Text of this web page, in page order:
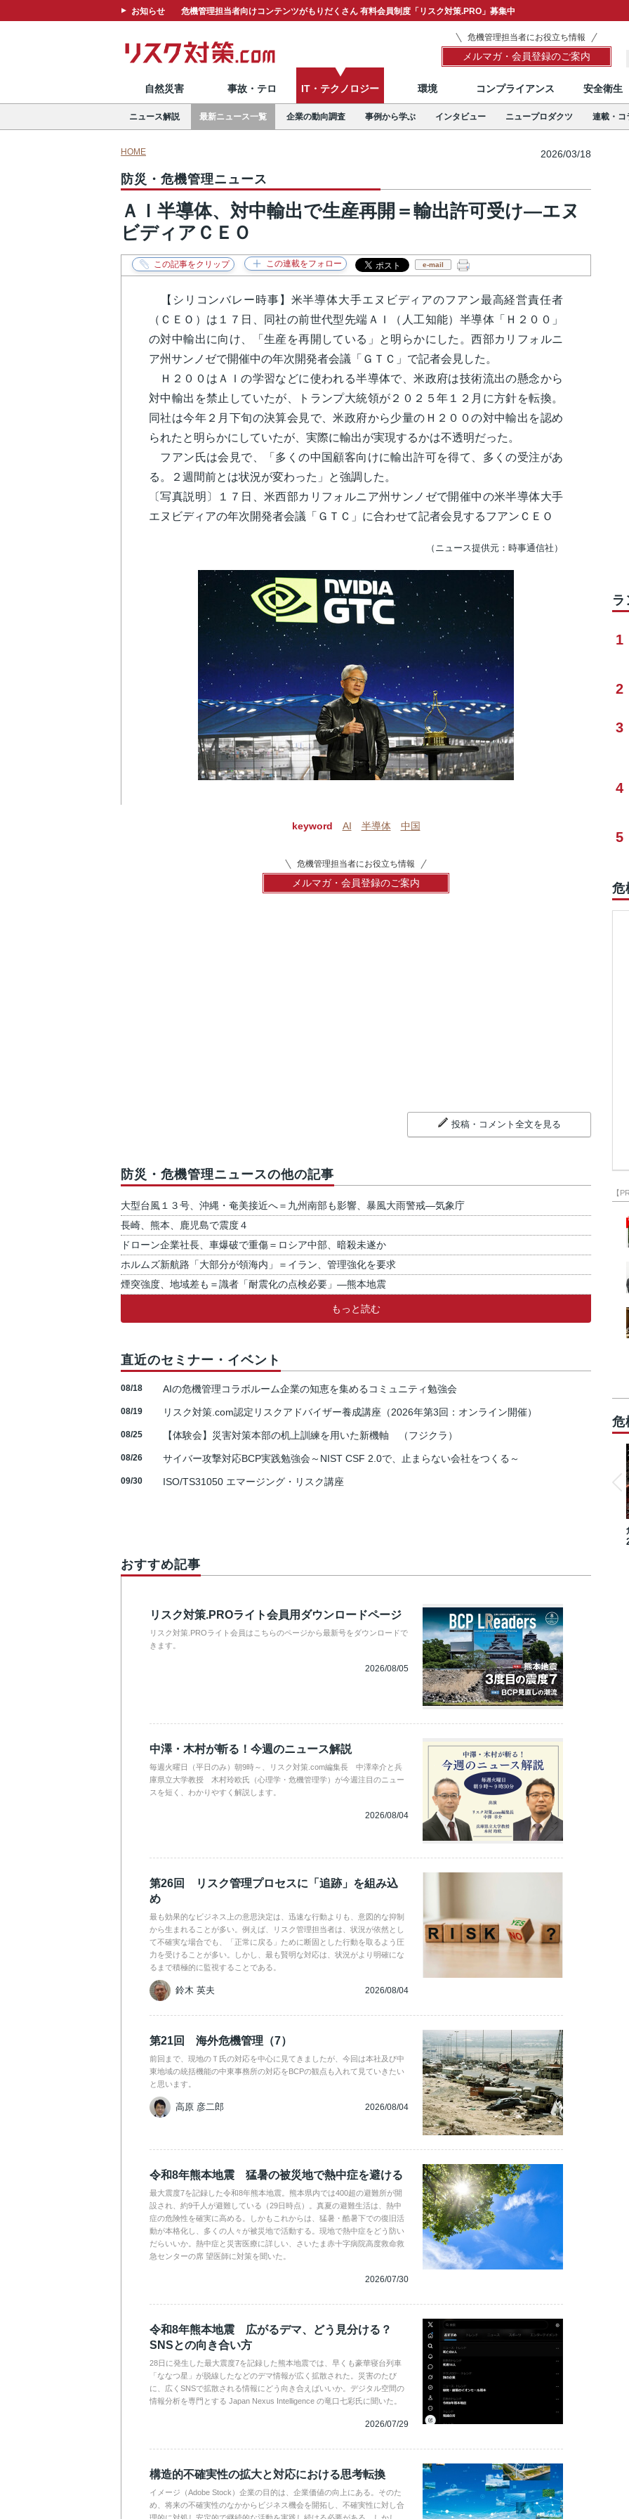
お知らせ 危機管理担当者向けコンテンツがもりだくさん 有料会員制度「リスク対策.PRO」募集中
危機管理担当者にお役立ち情報
メルマガ・会員登録のご案内
自然災害 事故・テロ IT・テクノロジー 環境 コンプライアンス 安全衛生
ニュース解説 最新ニュース一覧 企業の動向調査 事例から学ぶ インタビュー ニュープロダクツ 連載・コ
HOME 2026/03/18
防災・危機管理ニュース
ＡＩ半導体、対中輸出で生産再開＝輸出許可受け―エヌ
ビディアＣＥＯ
e-mail
【シリコンバレー時事】米半導体大手エヌビディアのフアン最高経営責任者
（ＣＥＯ）は１７日、同社の前世代型先端ＡＩ（人工知能）半導体「Ｈ２００」
の対中輸出に向け、「生産を再開している」と明らかにした。西部カリフォルニ
ア州サンノゼで開催中の年次開発者会議「ＧＴＣ」で記者会見した。
Ｈ２００はＡＩの学習などに使われる半導体で、米政府は技術流出の懸念から
対中輸出を禁止していたが、トランプ大統領が２０２５年１２月に方針を転換。
同社は今年２月下旬の決算会見で、米政府から少量のＨ２００の対中輸出を認め
られたと明らかにしていたが、実際に輸出が実現するかは不透明だった。
フアン氏は会見で、「多くの中国顧客向けに輸出許可を得て、多くの受注があ
る。２週間前とは状況が変わった」と強調した。
〔写真説明〕１７日、米西部カリフォルニア州サンノゼで開催中の米半導体大手
エヌビディアの年次開発者会議「ＧＴＣ」に合わせて記者会見するフアンＣＥＯ
（ニュース提供元：時事通信社）
keyword AI 半導体 中国
危機管理担当者にお役立ち情報
メルマガ・会員登録のご案内
投稿・コメント全文を見る
防災・危機管理ニュースの他の記事
大型台風１３号、沖縄・奄美接近へ＝九州南部も影響、暴風大雨警戒―気象庁
長崎、熊本、鹿児島で震度４
ドローン企業社長、車爆破で重傷＝ロシア中部、暗殺未遂か
ホルムズ新航路「大部分が領海内」＝イラン、管理強化を要求
煙突強度、地域差も＝識者「耐震化の点検必要」―熊本地震
もっと読む
直近のセミナー・イベント
08/18 AIの危機管理コラボルーム企業の知恵を集めるコミュニティ勉強会
08/19 リスク対策.com認定リスクアドバイザー養成講座（2026年第3回：オンライン開催）
08/25 【体験会】災害対策本部の机上訓練を用いた新機軸 （フジクラ）
08/26 サイバー攻撃対応BCP実践勉強会～NIST CSF 2.0で、止まらない会社をつくる～
09/30 ISO/TS31050 エマージング・リスク講座
おすすめ記事
リスク対策.PROライト会員用ダウンロードページ
リスク対策.PROライト会員はこちらのページから最新号をダウンロードで
きます。
2026/08/05
中澤・木村が斬る！今週のニュース解説
毎週火曜日（平日のみ）朝9時～、リスク対策.com編集長 中澤幸介と兵
庫県立大学教授 木村玲欧氏（心理学・危機管理学）が今週注目のニュー
スを短く、わかりやすく解説します。
2026/08/04
第26回 リスク管理プロセスに「追跡」を組み込
め
最も効果的なビジネス上の意思決定は、迅速な行動よりも、意図的な抑制
から生まれることが多い。例えば、リスク管理担当者は、状況が依然とし
て不確実な場合でも、「正常に戻る」ために断固とした行動を取るよう圧
力を受けることが多い。しかし、最も賢明な対応は、状況がより明確にな
るまで積極的に監視することである。
鈴木 英夫 2026/08/04
第21回 海外危機管理（7）
前回まで、現地のＴ氏の対応を中心に見てきましたが、今回は本社及び中
東地域の統括機能の中東事務所の対応をBCPの観点も入れて見ていきたい
と思います。
高原 彦二郎 2026/08/04
令和8年熊本地震 猛暑の被災地で熱中症を避ける
最大震度7を記録した令和8年熊本地震。熊本県内では400超の避難所が開
設され、約9千人が避難している（29日時点）。真夏の避難生活は、熱中
症の危険性を確実に高める。しかもこれからは、猛暑・酷暑下での復旧活
動が本格化し、多くの人々が被災地で活動する。現地で熱中症をどう防い
だらいいか。熱中症と災害医療に詳しい、さいたま赤十字病院高度救命救
急センターの席 望医師に対策を聞いた。
2026/07/30
令和8年熊本地震 広がるデマ、どう見分ける？
SNSとの向き合い方
28日に発生した最大震度7を記録した熊本地震では、早くも豪華寝台列車
「ななつ星」が脱線したなどのデマ情報が広く拡散された。災害のたび
に、広くSNSで拡散される情報にどう向き合えばいいか。デジタル空間の
情報分析を専門とする Japan Nexus Intelligence の竜口七彩氏に聞いた。
2026/07/29
構造的不確実性の拡大と対応における思考転換
イメージ（Adobe Stock）企業の目的は、企業価値の向上にある。そのた
め、将来の不確実性のなかからビジネス機会を開拓し、不確実性に対し合
1
2
3
4
5
危
【
危